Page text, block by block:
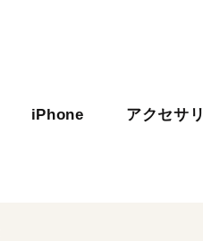
iPhone アクセサリ